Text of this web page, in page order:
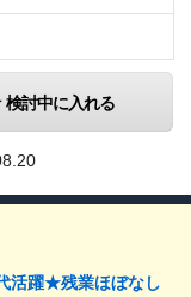
検討中に入れる
活躍★残業ほぼなし